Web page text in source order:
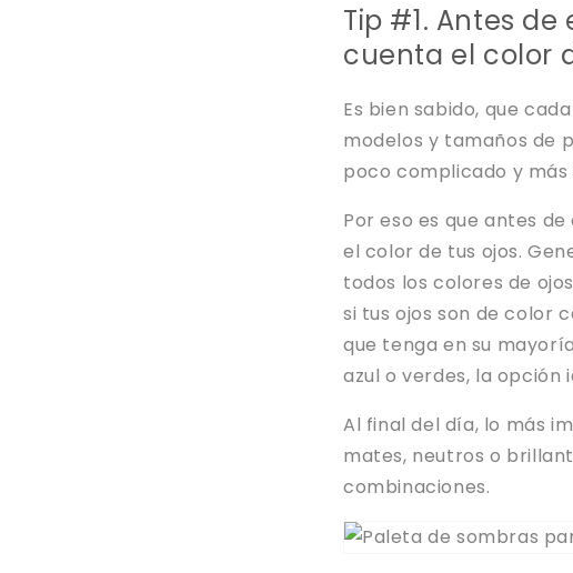
Tip #1. Antes
cuenta el color
Es bien sabido, que
modelos y tamaños de
poco complicado y
Por eso es que antes
el color de tus ojos.
todos los colores de
si tus ojos son de color
que tenga en su
azul o verdes, la opción
Al final del día, lo más
mates, neutros o
combinaciones.